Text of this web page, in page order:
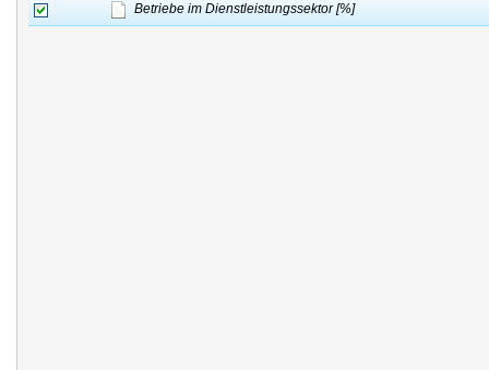
Betriebe im Dienstleistungssektor [%]